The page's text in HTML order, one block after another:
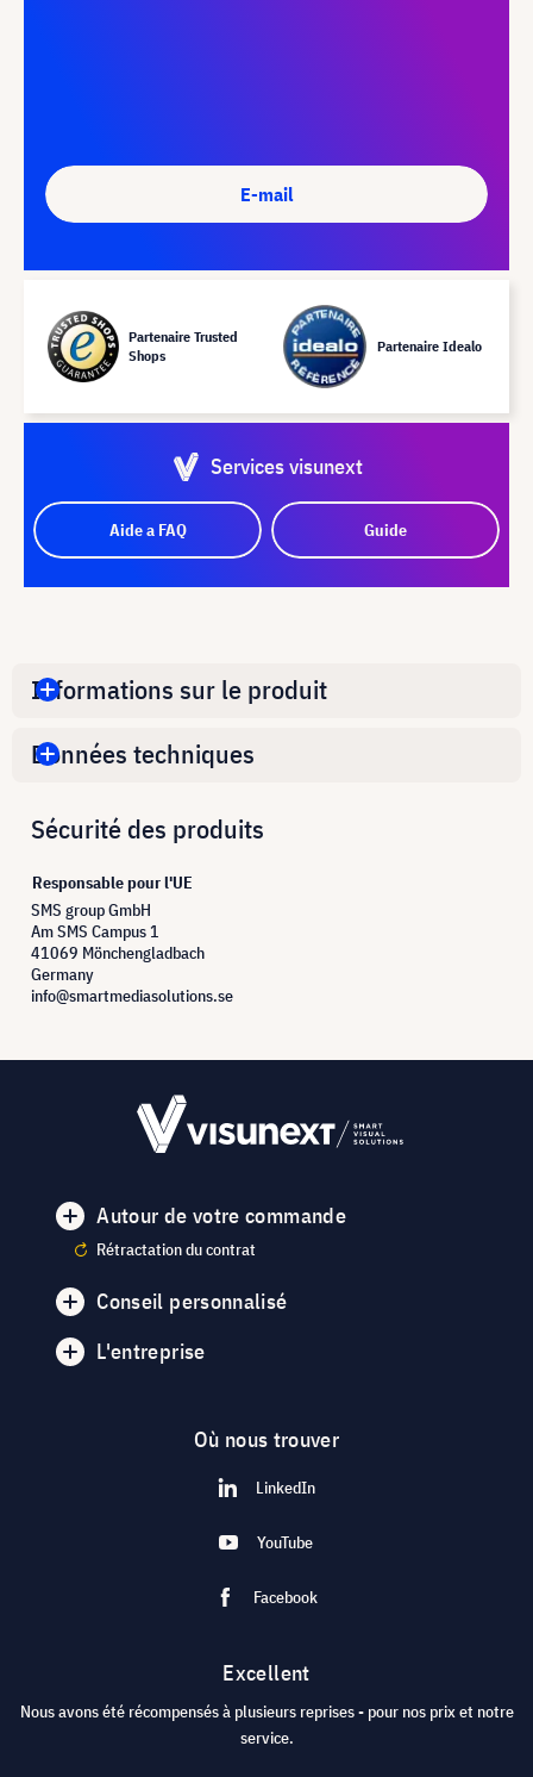
E-mail
Partenaire Trusted
Shops
Partenaire Idealo
Services visunext
Aide a FAQ Guide
Informations sur le produit
Données techniques
Sécurité des produits
Responsable pour l'UE
SMS group GmbH
Am SMS Campus 1
41069 Mönchengladbach
Germany
info@smartmediasolutions.se
Autour de votre commande
Rétractation du contrat
Conseil personnalisé
L'entreprise
Où nous trouver
LinkedIn
YouTube
Facebook
Excellent
Nous avons été récompensés à plusieurs reprises - pour nos prix et notre
service.